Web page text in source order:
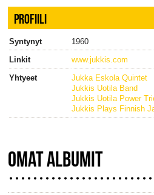
PROFIILI
Syntynyt
1960
Linkit
www.jukkis.com
Yhtyeet
Jukka Eskola Quintet
Jukkis Uotila Band
Jukkis Uotila Power
Jukkis Plays Finnish
OMAT ALBUMIT